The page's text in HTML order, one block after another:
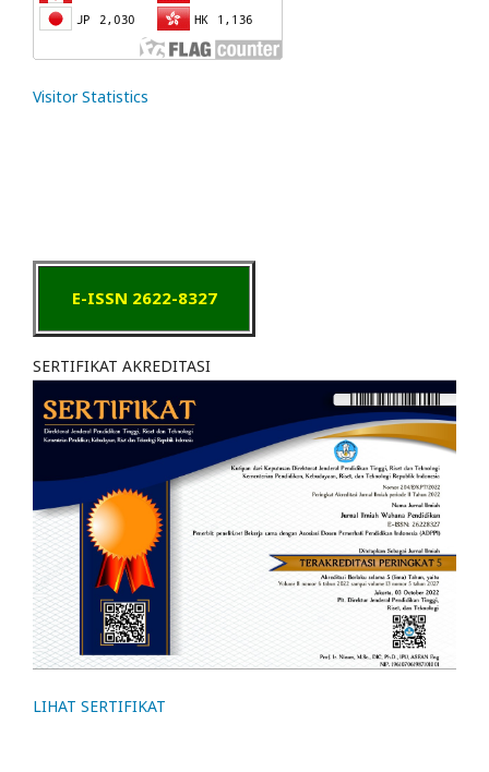
Visitor Statistics
E-ISSN 2622-8327
SERTIFIKAT AKREDITASI
LIHAT SERTIFIKAT